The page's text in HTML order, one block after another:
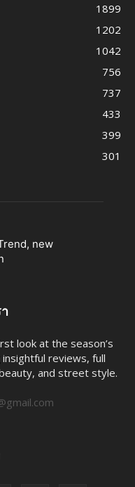
1899
1202
1042
756
737
433
399
301
look at the season’s
reviews, full
and street style.